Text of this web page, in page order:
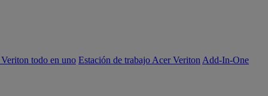
todo en uno Estación de trabajo Acer Veriton Add-In-One